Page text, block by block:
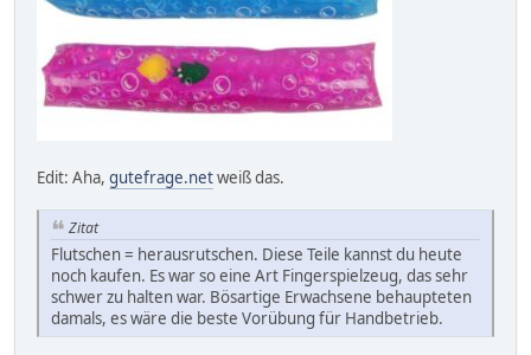
Edit: Aha, gutefrage.netweiß das.
Zitat
Flutschen = herausrutschen. Diese Teile kannst du heute
noch kaufen. Es war so eine Art Fingerspielzeug, das sehr
schwer zu halten war. Bösartige Erwachsene behaupteten
damals, es wäre die beste Vorübung für Handbetrieb.